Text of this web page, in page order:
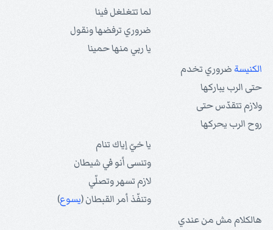
لما تتغلغل فينا
ضروري ترفضها ونقول
يا ربي منها حمينا
الكنيسة ضروري تخدم
حتى الرب يباركها
ولازم تتقدّس حتى
روح الرب يحركها
يا خيّ إياك تنام
وتنسى أنو في شيطان
لازم تسهر وتصلّي
وتنفّذ أمر القبطان (يسوع)
هالكلام مش من عندي